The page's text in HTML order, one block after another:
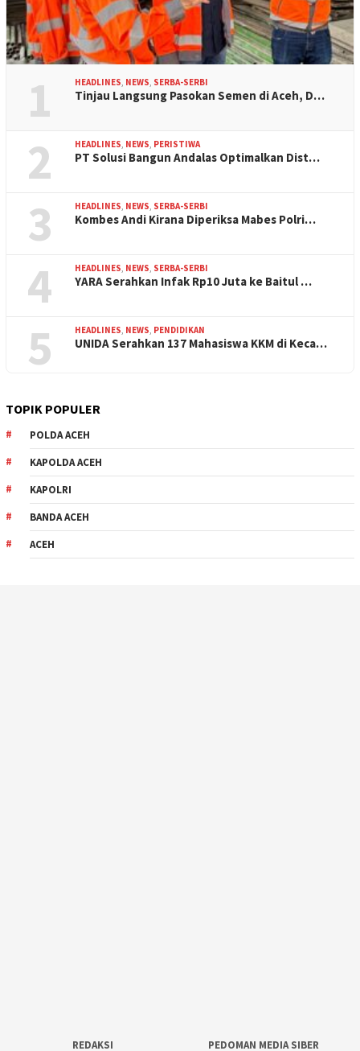
1 HEADLINES NEWS SERBA-SERBI
Tinjau Langsung Pasokan Semen di Aceh, D…
2 HEADLINES NEWS PERISTIWA
PT Solusi Bangun Andalas Optimalkan Dist…
3 HEADLINES NEWS SERBA-SERBI
Kombes Andi Kirana Diperiksa Mabes Polri…
4 HEADLINES NEWS SERBA-SERBI
YARA Serahkan Infak Rp10 Juta ke Baitul …
5 HEADLINES NEWS PENDIDIKAN
UNIDA Serahkan 137 Mahasiswa KKM di Keca…
TOPIK POPULER
POLDA ACEH
KAPOLDA ACEH
KAPOLRI
BANDA ACEH
ACEH
REDAKSI PEDOMAN MEDIA SIBER